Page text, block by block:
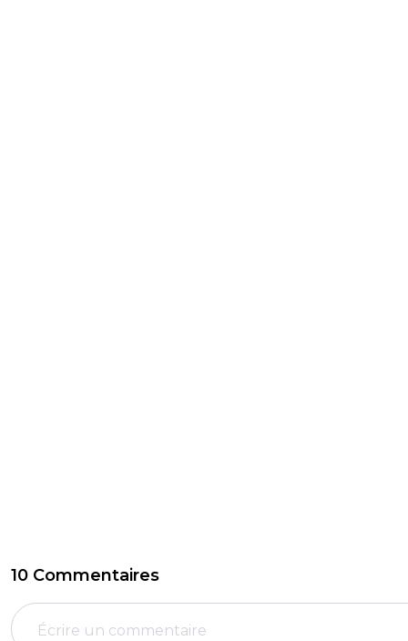
10 Commentaires